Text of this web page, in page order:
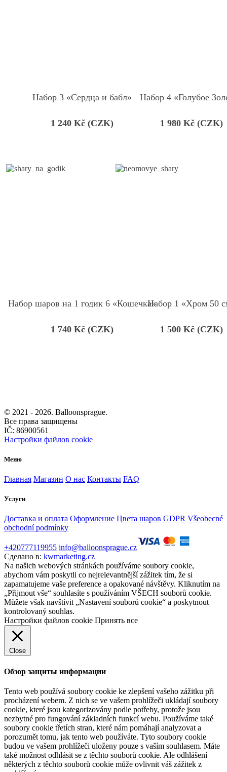
Набор 3 «Сердца и бабл»
1 240Kč (CZK)
Набор 4 «Голубое
1 980Kč (CZK)
Набор шаров на 1 годик 6 «Кошечка»
1 740Kč (CZK)
Набор 1 «Хром 50
1 500Kč (CZK)
© 2021 - 2026. Balloonsprague.
Все права защищены
IČ: 86900561
Настройки файлов cookie
Меню
Главная Магазин О нас Контакты FAQ
Услуги
Доставка и оплата Оформление Цвета шаров GDPR Všeobecné
obchodní podmínky
+420777119955 info@balloonsprague.cz
Сделано в: kwmarketing.cz
Na našich webových stránkách používáme soubory cookie,
abychom vám poskytli co nejrelevantnější zážitek tím, že si
zapamatujeme vaše preference a opakované návštěvy. Kliknutím na
„Přijmout vše“ souhlasíte s používáním VŠECH souborů cookie.
Můžete však navštívit „Nastavení souborů cookie“ a poskytnout
kontrolovaný souhlas.
Настройки файлов cookie Принять все
Close
Обзор защиты информации
Tento web používá soubory cookie ke zlepšení vašeho zážitku při
procházení webem. Z nich se ve vašem prohlížeči ukládají soubory
cookie, které jsou kategorizovány podle potřeby, protože jsou
nezbytné pro fungování základních funkcí webu. Používáme také
soubory cookie třetích stran, které nám pomáhají analyzovat a
porozumět tomu, jak tento web používáte. Tyto soubory cookie
budou ve vašem prohlížeči uloženy pouze s vaším souhlasem. Máte
také možnost odhlásit se z těchto souborů cookie. Ale odhlášení
některých z těchto souborů cookie může ovlivnit váš zážitek z